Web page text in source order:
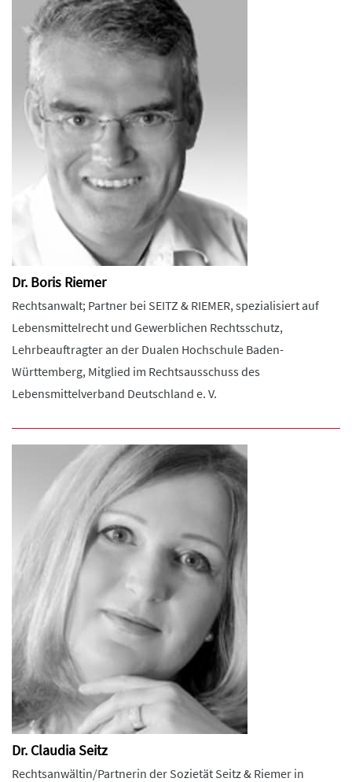
Dr. Boris Riemer
Rechtsanwalt; Partner bei SEITZ & RIEMER, spezialisiert auf
Lebensmittelrecht und Gewerblichen Rechtsschutz,
Lehrbeauftragter an der Dualen Hochschule Baden-
Württemberg, Mitglied im Rechtsausschuss des
Lebensmittelverband Deutschland e. V.
Dr. Claudia Seitz
Rechtsanwältin/Partnerin der Sozietät Seitz & Riemer in